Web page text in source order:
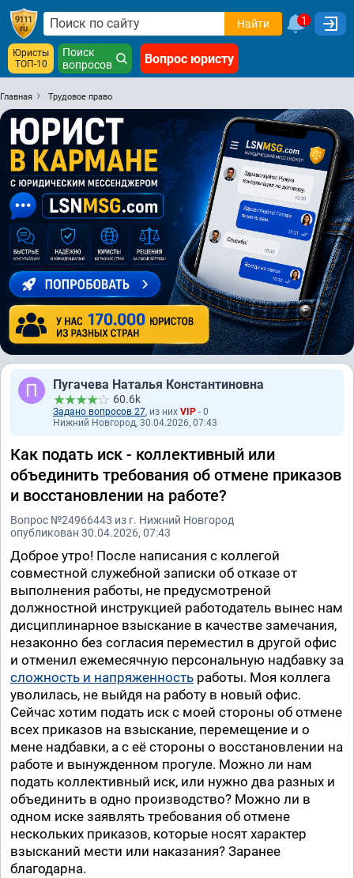
Найти 1
Юристы
ТОП-10
Поиск
вопросов
Вопрос юристу
Главная Трудовое право
Пугачева Наталья Константиновна
60.6k
Задано вопросов 27, из них VIP - 0
Нижний Новгород, 30.04.2026, 07:43
Как подать иск - коллективный или
объединить требования об отмене приказов
и восстановлении на работе?
Вопрос №24966443 из г. Нижний Новгород
опубликован 30.04.2026, 07:43
Доброе утро! После написания с коллегой
совместной служебной записки об отказе от
выполнения работы, не предусмотреной
должностной инструкцией работодатель вынес нам
дисциплинарное взыскание в качестве замечания,
незаконно без согласия переместил в другой офис
и отменил ежемесячную персональную надбавку за
сложность и напряженность работы. Моя коллега
уволилась, не выйдя на работу в новый офис.
Сейчас хотим подать иск с моей стороны об отмене
всех приказов на взыскание, перемещение и о
мене надбавки, а с её стороны о восстановлении на
работе и вынужденном прогуле. Можно ли нам
подать коллективный иск, или нужно два разных и
объединить в одно производство? Можно ли в
одном иске заявлять требования об отмене
нескольких приказов, которые носят характер
взысканий мести или наказания? Заранее
благодарна.